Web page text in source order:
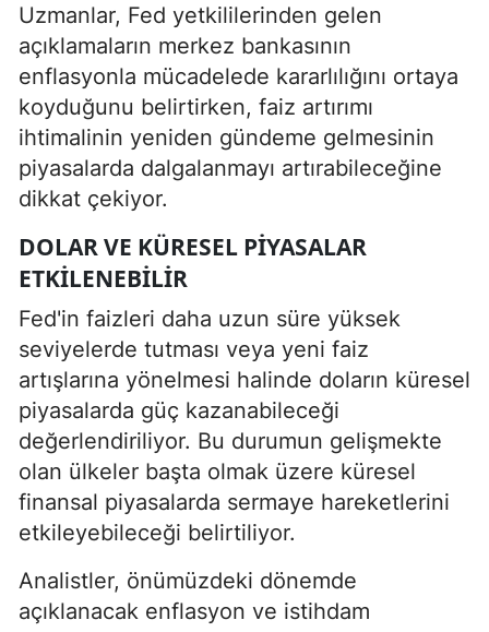
Uzmanlar, Fed yetkililerinden gelen
açıklamaların merkez bankasının
enflasyonla mücadelede kararlılığını ortaya
koyduğunu belirtirken, faiz artırımı
ihtimalinin yeniden gündeme gelmesinin
piyasalarda dalgalanmayı artırabileceğine
dikkat çekiyor.
DOLAR VE KÜRESEL PIYASALAR
ETKILENEBILIR
Fed'in faizleri daha uzun süre yüksek
seviyelerde tutması veya yeni faiz
artışlarına yönelmesi halinde doların küresel
piyasalarda güç kazanabileceği
değerlendiriliyor. Bu durumun gelişmekte
olan ülkeler başta olmak üzere küresel
finansal piyasalarda sermaye hareketlerini
etkileyebileceği belirtiliyor.
Analistler, önümüzdeki dönemde
açıklanacak enflasyon ve istihdam